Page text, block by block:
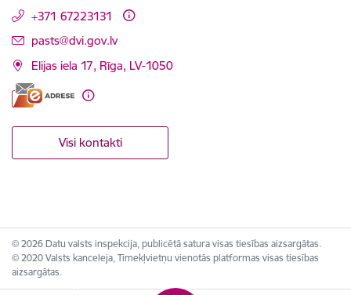
+371 67223131
E-pasts:
pasts@dvi.gov.lv
Elijas iela 17, Rīga, LV-1050
Visi kontakti
© 2026 Datu valsts inspekcija, publicētā satura visas tiesības aizsargātas.
© 2020 Valsts kanceleja, Tīmekļvietņu vienotās platformas visas tiesības
aizsargātas.